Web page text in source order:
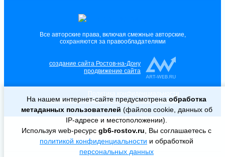
На нашем интернет-сайте предусмотренаобработка
метаданных пользователей (файлов cookie, данных об
IP-адресе и местоположении).
Используя web-ресурс gb6-rostov.ru , Вы соглашаетесь с
политикой конфиденциальности и обработкой
персональных данных
Все авторские права, включая смежные авторские,
сохраняются за правообладателями
создание сайта Ростов-на-Дону
продвижение сайта
Политика конфиденциальности
Согласие на обработку персональных данных